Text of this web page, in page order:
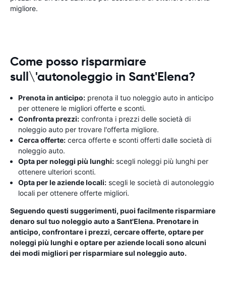
migliore.
Come posso risparmiare
sull\'autonoleggio in Sant'Elena?
Prenota in anticipo: prenota il tuo noleggio auto in anticipo
per ottenere le migliori offerte e sconti.
Confronta prezzi: confronta i prezzi delle società di
noleggio auto per trovare l'offerta migliore.
Cerca offerte: cerca offerte e sconti offerti dalle società di
noleggio auto.
Opta per noleggi più lunghi: scegli noleggi più lunghi per
ottenere ulteriori sconti.
Opta per le aziende locali: scegli le società di autonoleggio
locali per ottenere offerte migliori.
Seguendo questi suggerimenti, puoi facilmente risparmiare
denaro sul tuo noleggio auto a Sant'Elena. Prenotare in
anticipo, confrontare i prezzi, cercare offerte, optare per
noleggi più lunghi e optare per aziende locali sono alcuni
dei modi migliori per risparmiare sul noleggio auto.